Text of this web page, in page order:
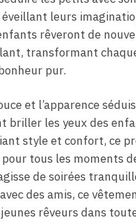
leurs
rêveront de
transformant
pur.
et l’apparence
briller les yeux des
style et confort, ce
tous les moments
de soirées
des amis, ce
rêveurs dans